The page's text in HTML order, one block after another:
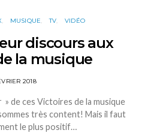
MUSIQUE TV VIDÉO
discours aux
la musique
2018
de ces Victoires de la musique
très content! Mais il faut
le plus positif…